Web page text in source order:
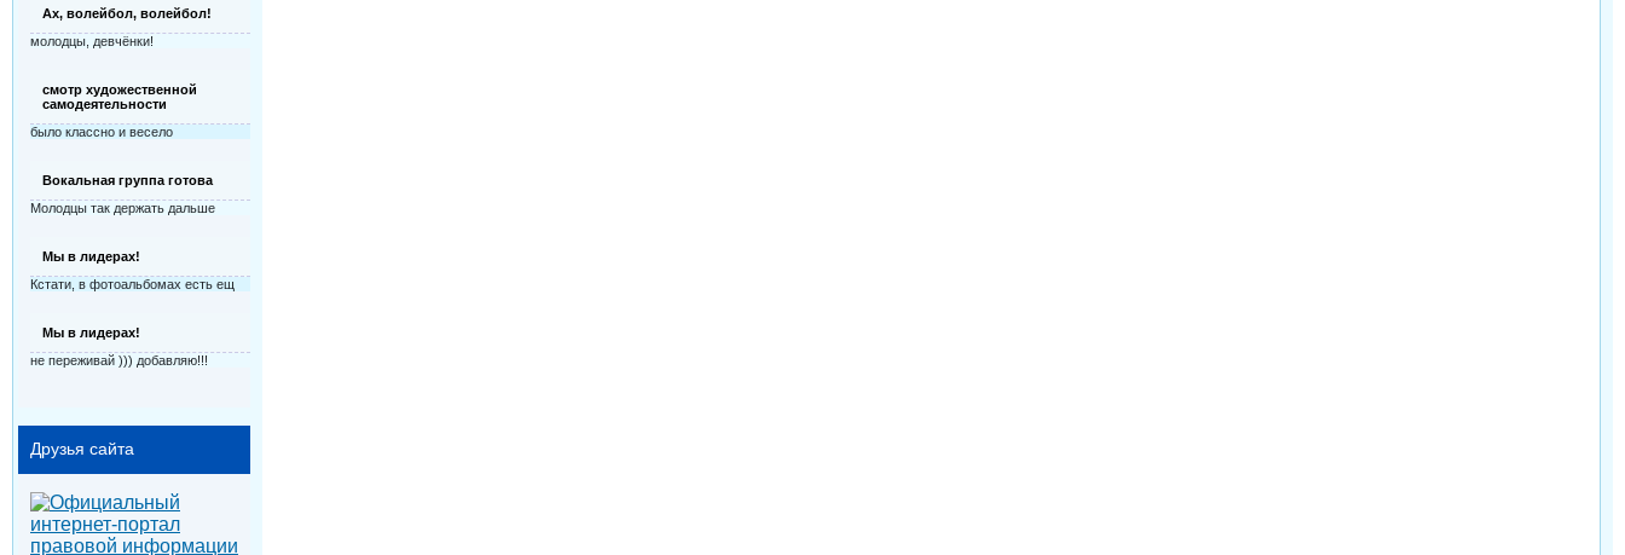
Ах, волейбол, волейбол!
молодцы, девчёнки!
смотр художественной
самодеятельности
было классно и весело
Вокальная группа готова
Молодцы так держать дальше
Мы в лидерах!
Кстати, в фотоальбомах есть ещ
Мы в лидерах!
не переживай ))) добавляю!!!
Друзья сайта